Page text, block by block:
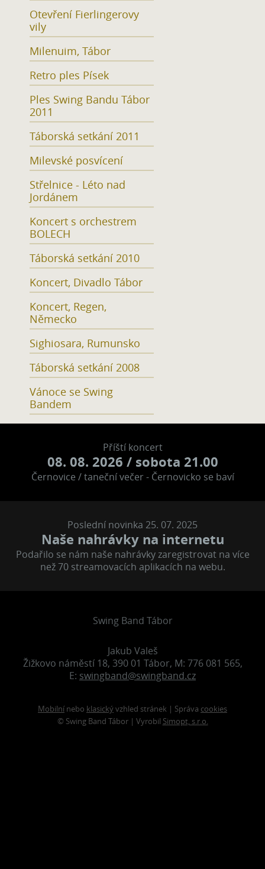
Otevření Fierlingerovy
vily
Milenuim, Tábor
Retro ples Písek
Ples Swing Bandu Tábor
2011
Táborská setkání 2011
Milevské posvícení
Střelnice - Léto nad
Jordánem
Koncert s orchestrem
BOLECH
Táborská setkání 2010
Koncert, Divadlo Tábor
Koncert, Regen,
Německo
Sighiosara, Rumunsko
Táborská setkání 2008
Vánoce se Swing
Bandem
Příští koncert
08. 08. 2026 / sobota 21.00
Černovice / taneční večer - Černovicko se baví
Poslední novinka 25. 07. 2025
Naše nahrávky na internetu
Podařilo se nám naše nahrávky zaregistrovat na více
než 70 streamovacích aplikacích na webu.
Swing Band Tábor
Jakub Valeš
Žižkovo náměstí 18, 390 01 Tábor, M: 776 081 565,
E: swingband@swingband.cz
Mobilní nebo klasickývzhled stránek | Správa cookies
© Swing Band Tábor | Vyrobil Simopt, s.r.o.